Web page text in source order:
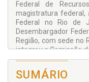
Arts. 855 ao 860
SUBSEÇÃO VII –
AÇÕES DE
Art. 861
Arts. 862 ao 865
Federal de
magistratura federal,
Federal no Rio de
Desembargador
Região, com sede no
integrou a Comissão
de 1973, e, na de
cursos de curta
bancas
SUMÁRIO